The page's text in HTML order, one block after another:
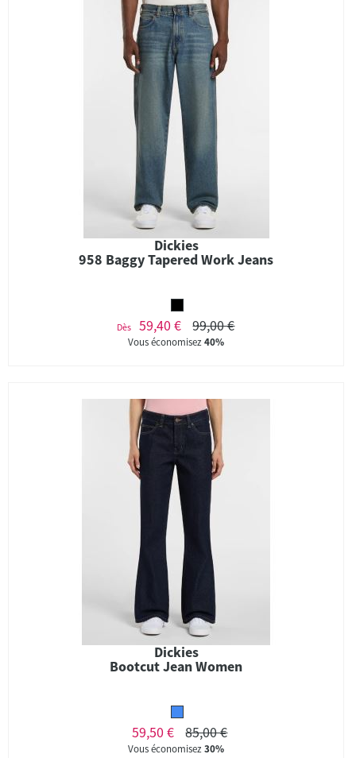
Dickies
958 Baggy Tapered Work Jeans
Dès 59,40 € 99,00 €
Vous économisez40%
Dickies
Bootcut Jean Women
59,50 € 85,00 €
Vous économisez30%